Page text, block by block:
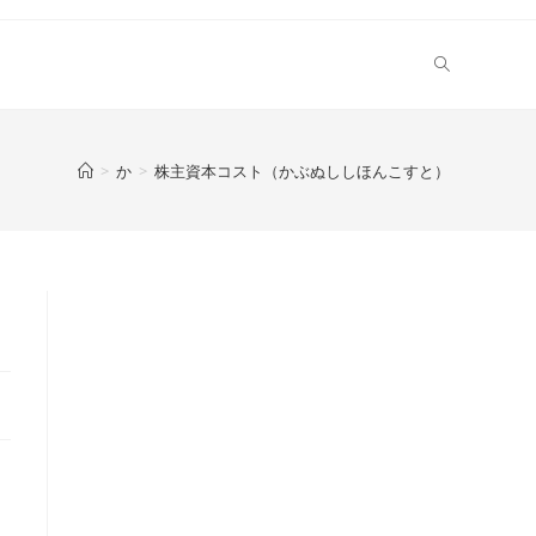
> か > 株主資本コスト（かぶぬししほんこすと）